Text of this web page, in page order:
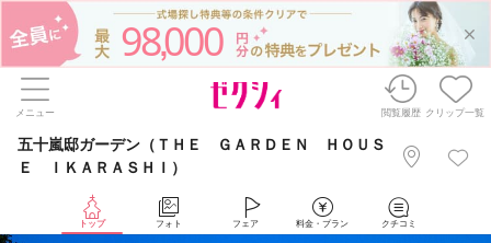
98,000
メニュー 閲覧履歴 クリップ一覧
五十嵐邸ガーデン（ＴＨＥ ＧＡＲＤＥＮ ＨＯＵＳ
Ｅ ＩＫＡＲＡＳＨＩ）
トップ フォト フェア 料金・プラン クチコミ